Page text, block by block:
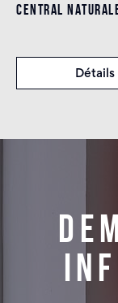
CENTRAL
Détails